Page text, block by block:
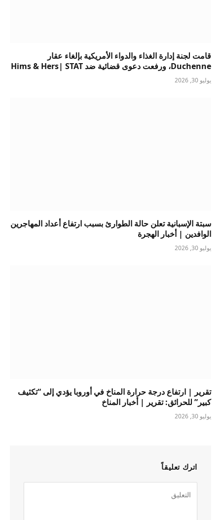
قامت لجنة إدارة الغذاء والدواء الأمريكية بإلغاء عقار
Duchenne، ورفعت دعوى قضائية ضد Hims & Hers| STAT
يوليو 30, 2026
سبتة الإسبانية تعلن حالة الطوارئ بسبب ارتفاع أعداد المهاجرين
الوافدين | أخبار الهجرة
يوليو 30, 2026
تقرير | ارتفاع درجة حرارة المناخ في أوروبا يؤدي إلى “تكثيف
كبير” للحرائق: تقرير | أخبار المناخ
يوليو 30, 2026
اترك تعليقاً